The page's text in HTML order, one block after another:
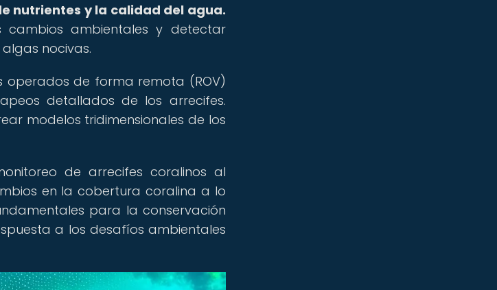
nutrientes y la calidad del agua.
cambios ambientales y detectar
nocivas.
operados de forma remota (ROV)
detallados de los arrecifes.
modelos tridimensionales de los
de arrecifes coralinos al
en la cobertura coralina a lo
para la conservación
a los desafíos ambientales